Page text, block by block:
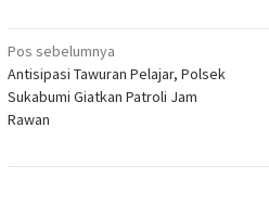
Navigasi
pos
Pos sebelumnya
Antisipasi Tawuran Pelajar, Polsek
Sukabumi Giatkan Patroli Jam
Rawan